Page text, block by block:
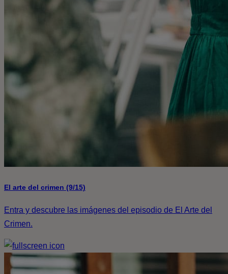
El arte del crimen (9/15)
Entra y descubre las imágenes del episodio de El Arte del
Crimen.